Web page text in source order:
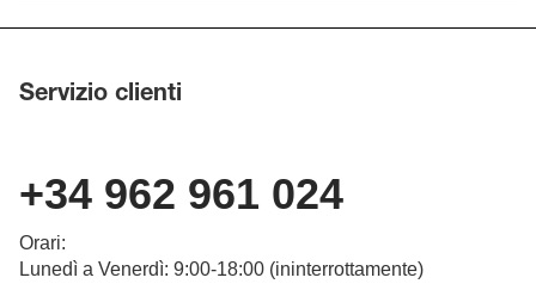
Servizio clienti
+34 962 961 024
Orari:
Lunedì a Venerdì: 9:00-18:00 (ininterrottamente)